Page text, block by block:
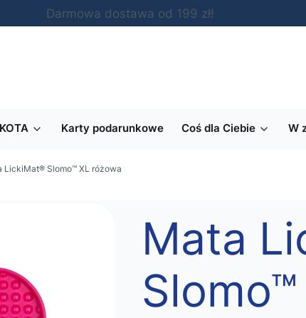
Darmowa dostawa od 199 zł!
Karty podarunkowe Coś dla Ciebie W
LickiMat® Slomo™ XL różowa
Mata